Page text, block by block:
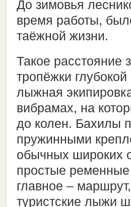
До зимовья
время работы,
таёжной жизни.
Такое расстояние
тропёжки
лыжная
вибрамах, на
до колен. Бахилы
пружинными
обычных широких
простые ременные
главное –
туристские лыжи